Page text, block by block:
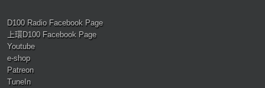
D100 Radio Facebook Page
上環D100 Facebook Page
Youtube
e-shop
Patreon
TuneIn